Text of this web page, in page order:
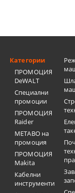
Категории
ПРОМОЦИЯ
DeWALT
Специални
промоции
ПРОМОЦИЯ
Raider
METABO на
промоция
ПРОМОЦИЯ
Makita
Кабелни
инструменти